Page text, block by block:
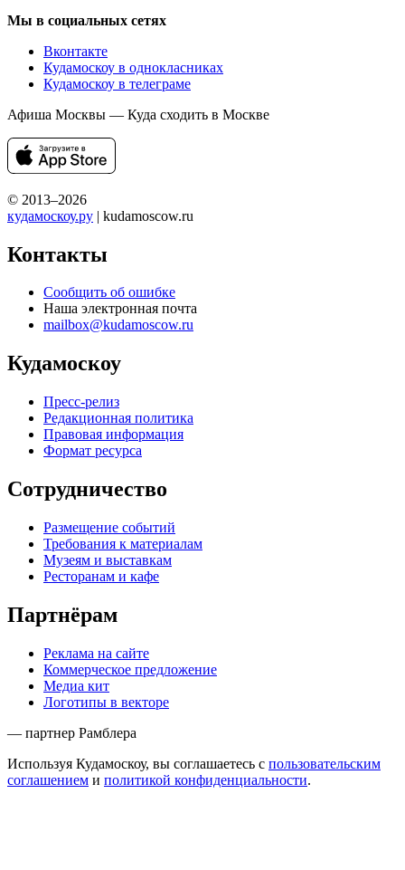
Мы в социальных сетях
Вконтакте
Кудамоскоу в однокласниках
Кудамоскоу в телеграме
Афиша Москвы — Куда сходить в Москве
© 2013–2026
кудамоскоу.ру | kudamoscow.ru
Контакты
Сообщить об ошибке
Наша электронная почта
mailbox@kudamoscow.ru
Кудамоскоу
Пресс-релиз
Редакционная политика
Правовая информация
Формат ресурса
Сотрудничество
Размещение событий
Требования к материалам
Музеям и выставкам
Ресторанам и кафе
Партнёрам
Реклама на сайте
Коммерческое предложение
Медиа кит
Логотипы в векторе
— партнер Рамблера
Используя Кудамоскоу, вы соглашаетесь с пользовательским
соглашением и политикой конфиденциальности.